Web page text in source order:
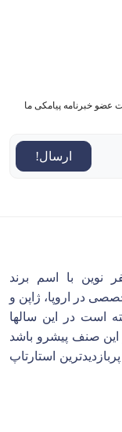
عضو خبرنامه پیامکی ما
ارسال!
با اسم برند
تخصصی در اروپا، ژاپن و
است در این سالها
صنف پیشرو باشد
استارتاپ